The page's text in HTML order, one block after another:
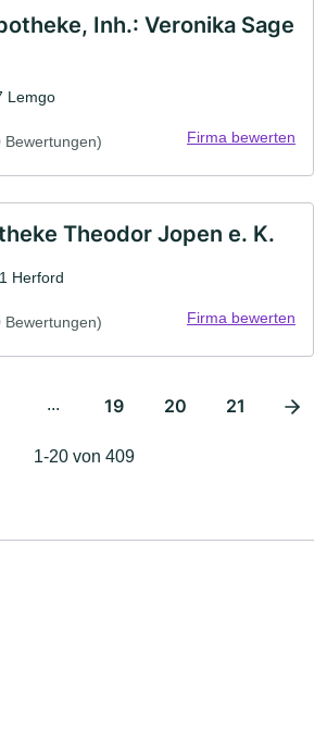
Inh.: Veronika Sage
Lemgo
Bewertungen) Firma bewerten
Theodor Jopen e. K.
Herford
Bewertungen) Firma bewerten
... 19 20 21
1-20 von 409